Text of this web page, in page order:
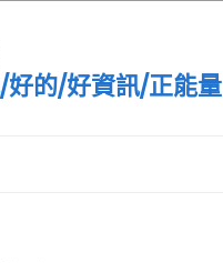
的/好資訊/正能量